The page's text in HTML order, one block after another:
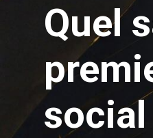
Quel
social